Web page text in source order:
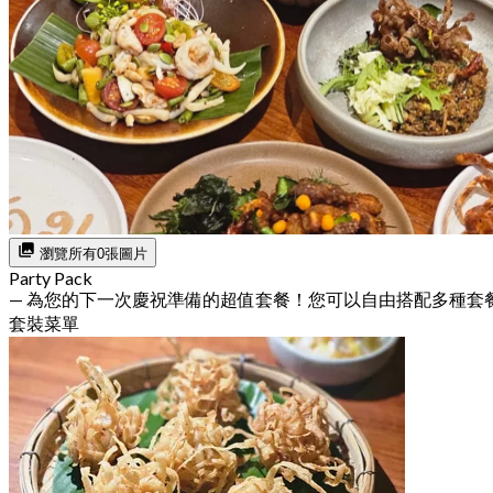
瀏覽所有0張圖片
Party Pack
— 為您的下一次慶祝準備的超值套餐！您可以自由搭配多種套
套裝菜單